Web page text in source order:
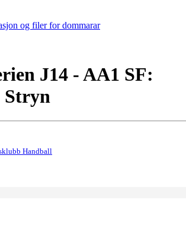
og filer for dommarar
J14 - AA1 SF:
Stryn
Handball